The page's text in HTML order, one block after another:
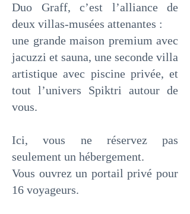
Duo Graff, c’est l’alliance de
deux villas-musées attenantes :
une grande maison premium avec
jacuzzi et sauna, une seconde villa
artistique avec piscine privée, et
tout l’univers Spiktri autour de
vous.
Ici, vous ne réservez pas
seulement un hébergement.
Vous ouvrez un portail privé pour
16 voyageurs.